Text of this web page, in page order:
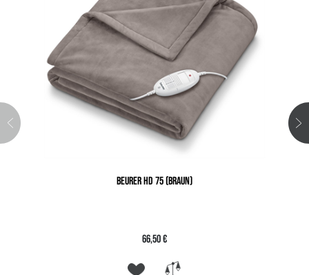
BEURER HD 75 (BRAUN)
66,50 €